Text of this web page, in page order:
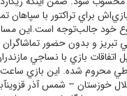
براي تراکتور با سپاهان
خود جالب‌توجه است.اين
تبريز و بدون حضور تماشاگران
اتفاقات بازي با نساجي
خوزستان – شمس آذر